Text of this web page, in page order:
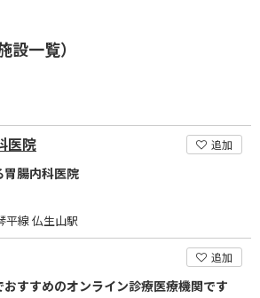
一覧）
医院 追加
胃腸内科医院
線 仏生山駅
追加
すすめのオンライン診療医療機関です